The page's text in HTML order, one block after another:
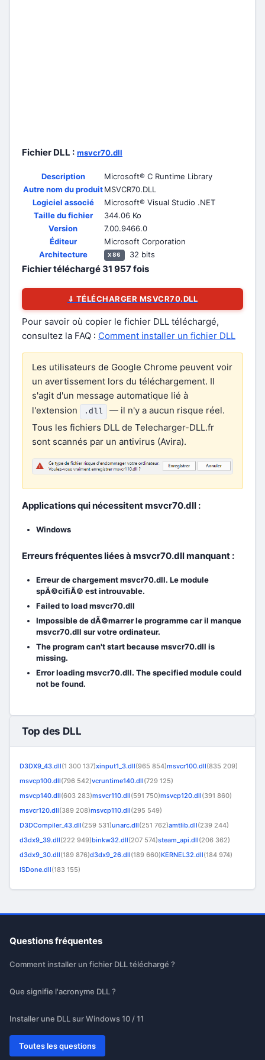
Fichier DLL : msvcr70.dll
Description
Microsoft® C Runtime Library
Autre nom du produitMSVCR70.DLL
Logiciel associé
Microsoft® Visual Studio .NET
Taille du fichier
344.06 Ko
Version
7.00.9466.0
Éditeur
Microsoft Corporation
Architecture
x86 32 bits
Fichier téléchargé 31 957fois
⇓ TÉLÉCHARGER MSVCR70.DLL
Pour savoir où copier le fichier DLL téléchargé,
consultez la FAQ : Comment installer un fichier DLL
Les utilisateurs de Google Chrome peuvent voir
un avertissement lors du téléchargement. Il
s'agit d'un message automatique lié à
l'extension
.dll
— il n'y a aucun risque réel.
Tous les fichiers DLL de Telecharger-DLL.fr
sont scannés par un antivirus (Avira).
Applications qui nécessitent msvcr70.dll :
Windows
Erreurs fréquentes liées à msvcr70.dll manquant :
Erreur de chargement msvcr70.dll. Le module
spÃ©cifiÃ© est introuvable.
Failed to load msvcr70.dll
Impossible de dÃ©marrer le programme car il manque
msvcr70.dll sur votre ordinateur.
The program can't start because msvcr70.dll is
missing.
Error loading msvcr70.dll. The specified module could
not be found.
Top des DLL
D3DX9_43.dll(1 300 137)xinput1_3.dll(965 854)msvcr100.dll(835 209)
msvcp100.dll(796 542)vcruntime140.dll(729 125)
msvcp140.dll(603 283)msvcr110.dll(591 750)msvcp120.dll(391 860)
msvcr120.dll(389 208)msvcp110.dll(295 549)
D3DCompiler_43.dll(259 531)unarc.dll(251 762)amtlib.dll(239 244)
d3dx9_39.dll(222 949)binkw32.dll(207 574)steam_api.dll(206 362)
d3dx9_30.dll(189 876)d3dx9_26.dll(189 660)KERNEL32.dll(184 974)
ISDone.dll(183 155)
Questions fréquentes
Comment installer un fichier DLL téléchargé ?
Que signifie l'acronyme DLL ?
Installer une DLL sur Windows 10 / 11
Toutes les questions